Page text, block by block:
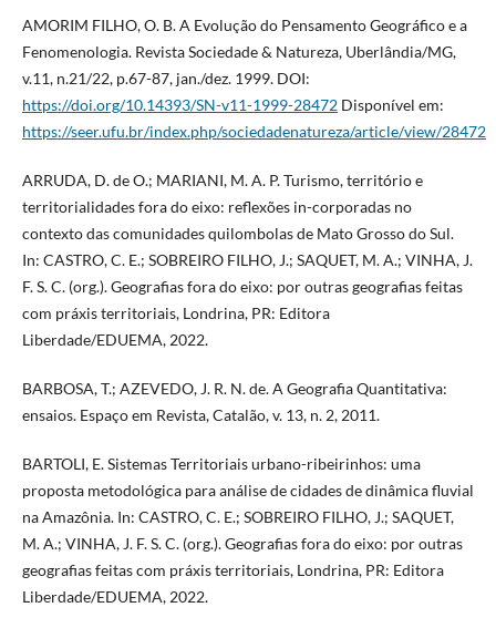
AMORIM FILHO, O. B. A Evolução do Pensamento Geográfico e a
Fenomenologia. Revista Sociedade & Natureza, Uberlândia/MG,
v.11, n.21/22, p.67-87, jan./dez. 1999. DOI:
https://doi.org/10.14393/SN-v11-1999-28472Disponível em:
https://seer.ufu.br/index.php/sociedadenatureza/article/view/28472
ARRUDA, D. de O.; MARIANI, M. A. P. Turismo, território e
territorialidades fora do eixo: reflexões in-corporadas no
contexto das comunidades quilombolas de Mato Grosso do Sul.
In: CASTRO, C. E.; SOBREIRO FILHO, J.; SAQUET, M. A.; VINHA, J.
F. S. C. (org.). Geografias fora do eixo: por outras geografias feitas
com práxis territoriais, Londrina, PR: Editora
Liberdade/EDUEMA, 2022.
BARBOSA, T.; AZEVEDO, J. R. N. de. A Geografia Quantitativa:
ensaios. Espaço em Revista, Catalão, v. 13, n. 2, 2011.
BARTOLI, E. Sistemas Territoriais urbano-ribeirinhos: uma
proposta metodológica para análise de cidades de dinâmica fluvial
na Amazônia. In: CASTRO, C. E.; SOBREIRO FILHO, J.; SAQUET,
M. A.; VINHA, J. F. S. C. (org.). Geografias fora do eixo: por outras
geografias feitas com práxis territoriais, Londrina, PR: Editora
Liberdade/EDUEMA, 2022.